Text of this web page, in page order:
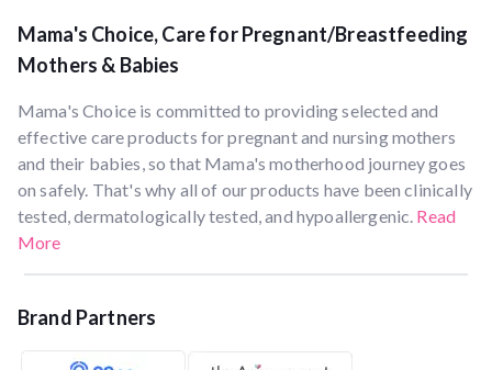
Mama's Choice, Care for Pregnant/Breastfeeding
Mothers & Babies
Mama's Choice is committed to providing selected and
effective care products for pregnant and nursing mothers
and their babies, so that Mama's motherhood journey goes
on safely. That's why all of our products have been clinically
tested, dermatologically tested, and hypoallergenic. Read
More
Brand Partners